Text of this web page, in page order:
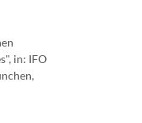
in: IFO